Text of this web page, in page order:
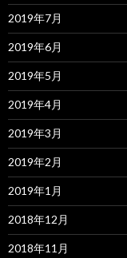
2019年7月
2019年6月
2019年5月
2019年4月
2019年3月
2019年2月
2019年1月
2018年12月
2018年11月